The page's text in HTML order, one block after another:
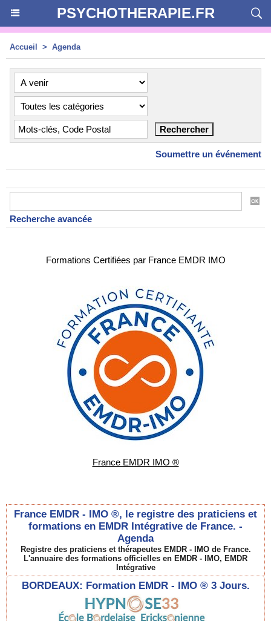
PSYCHOTHERAPIE.FR
Recherche avancée
Formations Certifiées par France EMDR IMO
France EMDR IMO ®
France EMDR - IMO ®, le registre des praticiens et
formations en EMDR Intégrative de France. -
Agenda
Registre des praticiens et thérapeutes EMDR - IMO de France.
L'annuaire des formations officielles en EMDR - IMO, EMDR
Intégrative
BORDEAUX: Formation EMDR - IMO ® 3 Jours.
Accueil > Agenda
Soumettre un événement